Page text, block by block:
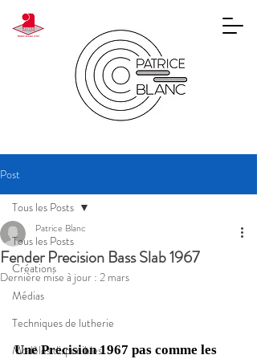
Post
Tous les Posts
Créations
Médias
Techniques de lutherie
Modèles disponibles
Tous les Posts
Fender Precision Bass Slab 1967
Patrice Blanc
Dernière mise à jour : 2 mars
Une Precision 1967 pas comme les